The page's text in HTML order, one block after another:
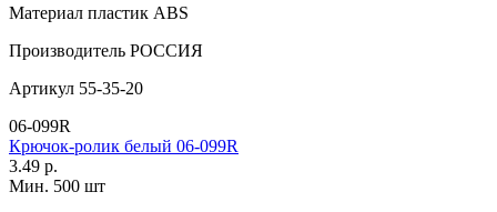
Материал пластик АВS
Производитель РОССИЯ
Артикул 55-35-20
06-099R
Крючок-ролик белый 06-099R
3.49 р.
Мин. 500 шт